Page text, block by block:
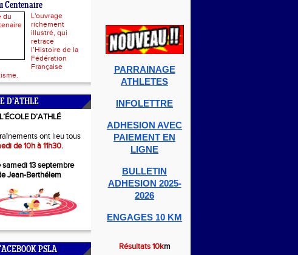
Centenaire
L'ouvrage
richement
illustré, qui
retrace
l’Histoire de la
Fédération
Française
D'ATHLE
L’ÉCOLE D’ATHLÉ
ont lieu tous
de 10h à 11h30.
samedi 13 septembre
Jean-Berthélem
PSLA
PARRAINAGE
ATHLETES
INFOLETTRE
ADHESION AVEC
PAIEMENT EN
LIGNE
BULLETIN
ADHESION 2025-
2026
ENGAGES 10 KM
Résultats 10km